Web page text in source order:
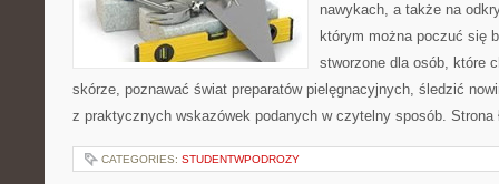
nawykach, a także na
którym można poczuć się
stworzone dla osób, które
skórze, poznawać świat preparatów pielęgnacyjnych, śledzić
z praktycznych wskazówek podanych w czytelny sposób.
CATEGORIES: STUDENTWPODROZY